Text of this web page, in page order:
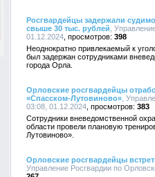
Росгвардейцы задержали
свыше 30 тыс. рублей ,
01.12.2024
398
Неоднократно привлекаемый к
был задержан сотрудниками
города Орла.
Орловские росгвардейцы
«Спасском-Лутовиново» ,
03:08, 01.12.2024
383
Сотрудники вневедомственной
области провели плановую
Лутовиново».
Орловские росгвардейцы
Управление Росгвардии по